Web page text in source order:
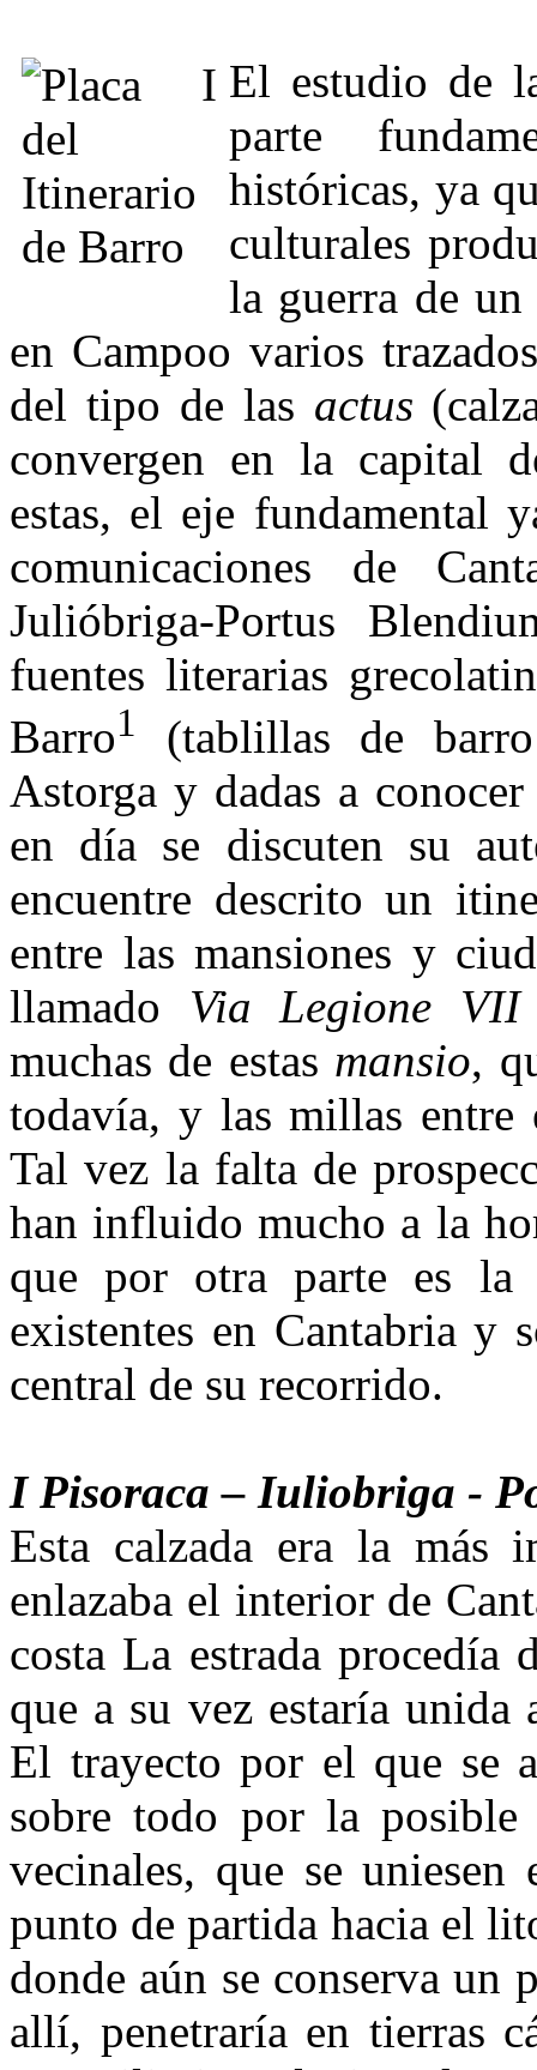
El estudio de
parte
históricas, ya
culturales
la guerra de
en Campoo varios
del tipo de las actus
convergen en la capital
estas, el eje fundamental
comunicaciones de
Julióbriga-Portus
fuentes literarias
Barro1
(tablillas de barro
Astorga y dadas a
en día se discuten su
encuentre descrito un
entre las mansiones y
llamado Via Legione VII
muchas de estas mansio,
todavía, y las millas entre
Tal vez la falta de
han influido mucho a la
que por otra parte es la
existentes en Cantabria y
central de su recorrido.
I Pisoraca – Iuliobriga -
Esta calzada era la más
enlazaba el interior de
costa La estrada procedía
que a su vez estaría
El trayecto por el que se
sobre todo por la posible
vecinales, que se
punto de partida hacia el
donde aún se conserva un
allí, penetraría en tierras